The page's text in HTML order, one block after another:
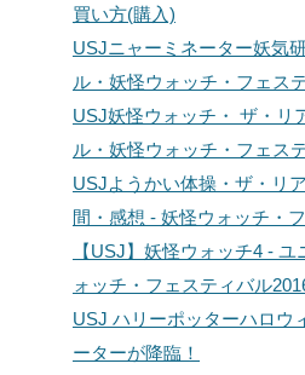
買い方(購入)
USJニャーミネーター妖気
ル・妖怪ウォッチ・フェス
USJ妖怪ウォッチ・ ザ・リ
ル・妖怪ウォッチ・フェス
USJようかい体操・ザ・リ
間・感想 - 妖怪ウォッチ・
【USJ】妖怪ウォッチ4 -
ォッチ・フェスティバル
USJ ハリーポッターハロウ
ーターが降臨！